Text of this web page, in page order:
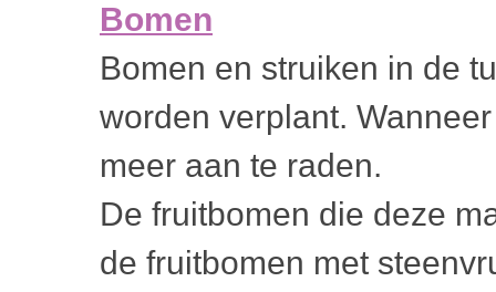
Bomen
Bomen en struiken in de
worden verplant.
meer aan te raden.
De fruitbomen die deze
de fruitbomen met